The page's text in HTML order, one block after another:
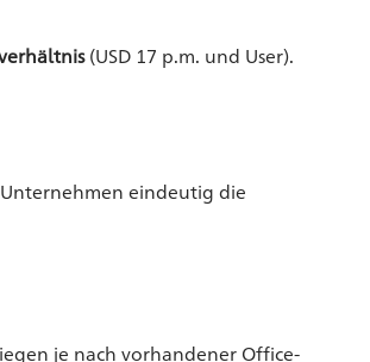
(USD 17 p.m. und User).
eindeutig die
je nach vorhandener Office-